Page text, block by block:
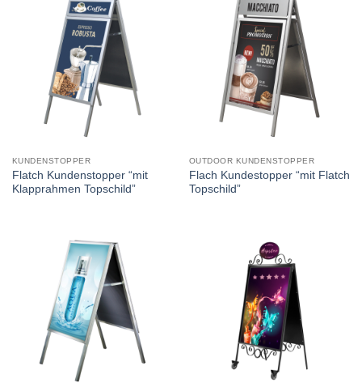
KUNDENSTOPPER
Flatch Kundenstopper “mit
Klapprahmen Topschild”
OUTDOOR KUNDENSTOPPER
Flach Kundestopper “mit Flatch
Topschild”